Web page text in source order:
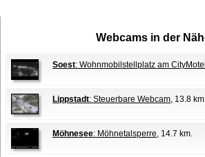
Webcams in der
Soest: Wohnmobilstellplatz am
Lippstadt: Steuerbare Webcam, 13.8
Möhnesee: Möhnetalsperre, 14.7 km.